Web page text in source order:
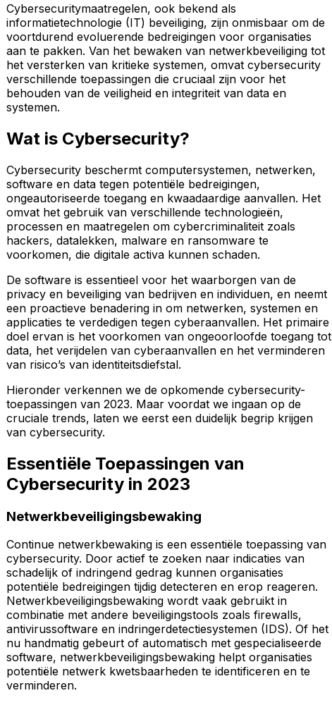
Cybersecuritymaatregelen, ook bekend als
informatietechnologie (IT) beveiliging, zijn onmisbaar om de
voortdurend evoluerende bedreigingen voor organisaties
aan te pakken. Van het bewaken van netwerkbeveiliging tot
het versterken van kritieke systemen, omvat cybersecurity
verschillende toepassingen die cruciaal zijn voor het
behouden van de veiligheid en integriteit van data en
systemen.
Wat is Cybersecurity?
Cybersecurity beschermt computersystemen, netwerken,
software en data tegen potentiële bedreigingen,
ongeautoriseerde toegang en kwaadaardige aanvallen. Het
omvat het gebruik van verschillende technologieën,
processen en maatregelen om cybercriminaliteit zoals
hackers, datalekken, malware en ransomware te
voorkomen, die digitale activa kunnen schaden.
De software is essentieel voor het waarborgen van de
privacy en beveiliging van bedrijven en individuen, en neemt
een proactieve benadering in om netwerken, systemen en
applicaties te verdedigen tegen cyberaanvallen. Het primaire
doel ervan is het voorkomen van ongeoorloofde toegang tot
data, het verijdelen van cyberaanvallen en het verminderen
van risico’s van identiteitsdiefstal.
Hieronder verkennen we de opkomende cybersecurity-
toepassingen van 2023. Maar voordat we ingaan op de
cruciale trends, laten we eerst een duidelijk begrip krijgen
van cybersecurity.
Essentiële Toepassingen van
Cybersecurity in 2023
Netwerkbeveiligingsbewaking
Continue netwerkbewaking is een essentiële toepassing van
cybersecurity. Door actief te zoeken naar indicaties van
schadelijk of indringend gedrag kunnen organisaties
potentiële bedreigingen tijdig detecteren en erop reageren.
Netwerkbeveiligingsbewaking wordt vaak gebruikt in
combinatie met andere beveiligingstools zoals firewalls,
antivirussoftware en indringerdetectiesystemen (IDS). Of het
nu handmatig gebeurt of automatisch met gespecialiseerde
software, netwerkbeveiligingsbewaking helpt organisaties
potentiële netwerk kwetsbaarheden te identificeren en te
verminderen.